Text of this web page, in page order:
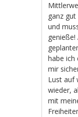
ganz
und
genieße!
habe ich
mir
Lust auf
wieder,
mit